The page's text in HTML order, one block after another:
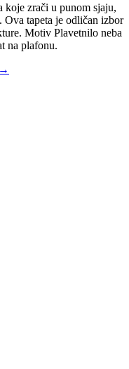
koje zrači u punom sjaju,
Ova tapeta je odličan izbor
Motiv Plavetnilo neba
na plafonu.